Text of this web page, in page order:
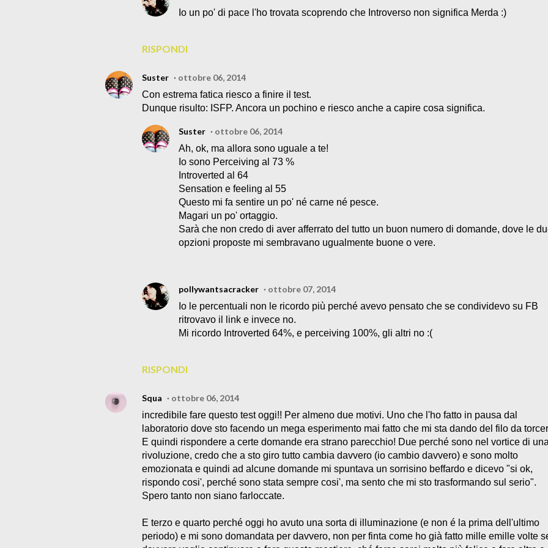
RISPONDI
Io un po' di pace l'ho trovata scoprendo che Introverso non significa Merda :)
Suster
ottobre 06, 2014
Con estrema fatica riesco a finire il test.
Dunque risulto: ISFP. Ancora un pochino e riesco anche a capire cosa significa.
RISPONDI
Suster
ottobre 06, 2014
Ah, ok, ma allora sono uguale a te!
Io sono Perceiving al 73 %
Introverted al 64
Sensation e feeling al 55
Questo mi fa sentire un po' né carne né pesce.
Magari un po' ortaggio.
Sarà che non credo di aver afferrato del tutto un buon numero di domande, dove le
opzioni proposte mi sembravano ugualmente buone o vere.
pollywantsacracker
ottobre 07, 2014
Io le percentuali non le ricordo più perché avevo pensato che se condividevo su FB
ritrovavo il link e invece no.
Mi ricordo Introverted 64%, e perceiving 100%, gli altri no :(
Squa
ottobre 06, 2014
incredibile fare questo test oggi!! Per almeno due motivi. Uno che l'ho fatto in pausa dal
laboratorio dove sto facendo un mega esperimento mai fatto che mi sta dando del filo da
E quindi rispondere a certe domande era strano parecchio! Due perché sono nel vortice di
rivoluzione, credo che a sto giro tutto cambia davvero (io cambio davvero) e sono molto
emozionata e quindi ad alcune domande mi spuntava un sorrisino beffardo e dicevo "si ok,
rispondo cosi', perché sono stata sempre cosi', ma sento che mi sto trasformando sul serio".
Spero tanto non siano farloccate.
E terzo e quarto perché oggi ho avuto una sorta di illuminazione (e non é la prima dell'ultimo
periodo) e mi sono domandata per davvero, non per finta come ho già fatto mille emille volte